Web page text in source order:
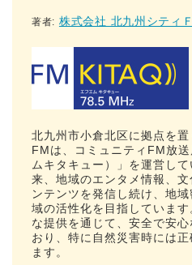
著者: 株式会社 北九州シティ
北九州市小倉北区に拠点を
FMは、コミュニティFM放
ムキタキュー）」を運営し
来、地域のエンタメ情報、
ンテンツを発信し続け、地
域の活性化を目指していま
な提供を通じて、安全で安
おり、特に自然災害時には
ます。